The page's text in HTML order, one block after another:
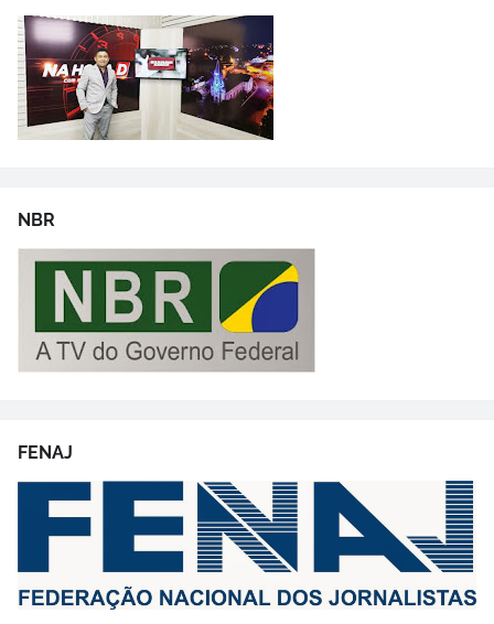
NBR
FENAJ